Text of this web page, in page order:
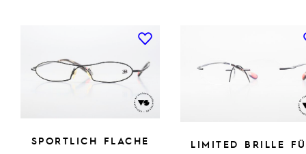
SPORTLICH FLACHE
LIMITED BRILLE